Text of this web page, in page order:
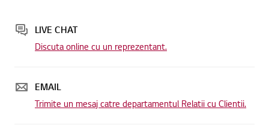
LIVE CHAT
Discuta online cu un reprezentant.
EMAIL
Trimite un mesaj catre departamentul Relatii cu Clientii.